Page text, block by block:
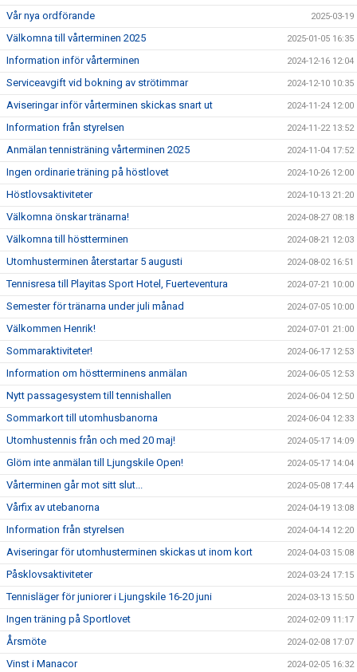
Vår nya ordförande 2025-03-19
Välkomna till vårterminen 2025 2025-01-05 16:35
Information inför vårterminen 2024-12-16 12:04
Serviceavgift vid bokning av strötimmar 2024-12-10 10:35
Aviseringar inför vårterminen skickas snart ut 2024-11-24 12:00
Information från styrelsen 2024-11-22 13:52
Anmälan tennisträning vårterminen 2025 2024-11-04 17:52
Ingen ordinarie träning på höstlovet 2024-10-26 12:00
Höstlovsaktiviteter 2024-10-13 21:20
Välkomna önskar tränarna! 2024-08-27 08:18
Välkomna till höstterminen 2024-08-21 12:03
Utomhusterminen återstartar 5 augusti 2024-08-02 16:51
Tennisresa till Playitas Sport Hotel, Fuerteventura 2024-07-21 10:00
Semester för tränarna under juli månad 2024-07-05 10:00
Välkommen Henrik! 2024-07-01 21:00
Sommaraktiviteter! 2024-06-17 12:53
Information om höstterminens anmälan 2024-06-05 12:53
Nytt passagesystem till tennishallen 2024-06-04 12:50
Sommarkort till utomhusbanorna 2024-06-04 12:33
Utomhustennis från och med 20 maj! 2024-05-17 14:09
Glöm inte anmälan till Ljungskile Open! 2024-05-17 14:04
Vårterminen går mot sitt slut... 2024-05-08 17:44
Vårfix av utebanorna 2024-04-19 13:08
Information från styrelsen 2024-04-14 12:20
Aviseringar för utomhusterminen skickas ut inom kort 2024-04-03 15:08
Påsklovsaktiviteter 2024-03-24 17:15
Tennisläger för juniorer i Ljungskile 16-20 juni 2024-03-13 15:50
Ingen träning på Sportlovet 2024-02-09 11:17
Årsmöte 2024-02-08 17:07
Vinst i Manacor 2024-02-05 16:32